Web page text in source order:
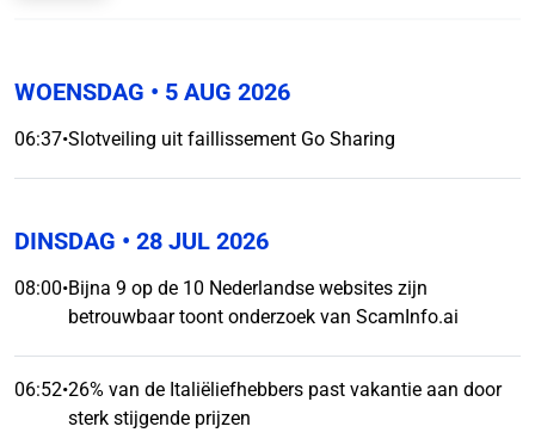
WOENSDAG • 5 AUG 2026
06:37•Slotveiling uit faillissement Go Sharing
DINSDAG • 28 JUL 2026
08:00•Bijna 9 op de 10 Nederlandse websites zijn
betrouwbaar toont onderzoek van ScamInfo.ai
06:52•26% van de Italiëliefhebbers past vakantie aan door
sterk stijgende prijzen